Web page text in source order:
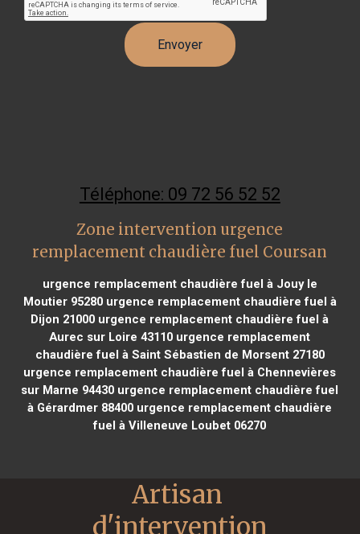
Téléphone: 09 72 56 52 52
Zone intervention urgence
remplacement chaudière fuel Coursan
urgence remplacement chaudière fuel à Jouy le
Moutier 95280urgence remplacement chaudière fuel à
Dijon 21000 urgence remplacement chaudière fuel à
Aurec sur Loire 43110 urgence remplacement
chaudière fuel à Saint Sébastien de Morsent 27180
urgence remplacement chaudière fuel à Chennevières
sur Marne 94430 urgence remplacement chaudière fuel
à Gérardmer 88400 urgence remplacement chaudière
fuel à Villeneuve Loubet 06270
Artisan
d'intervention